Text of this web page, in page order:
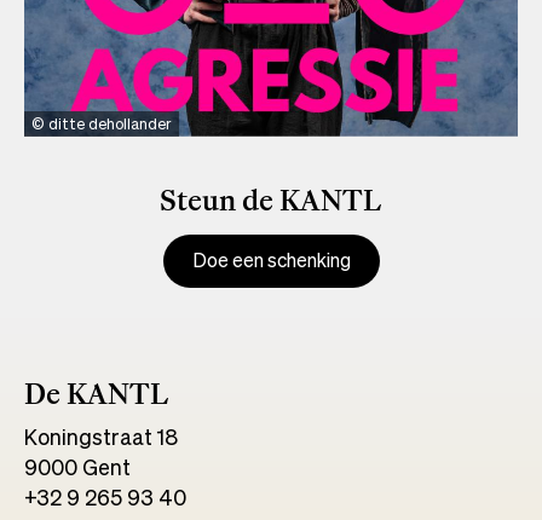
ditte dehollander
Steun de KANTL
Doe een schenking
De KANTL
Koningstraat 18
9000 Gent
+32 9 265 93 40